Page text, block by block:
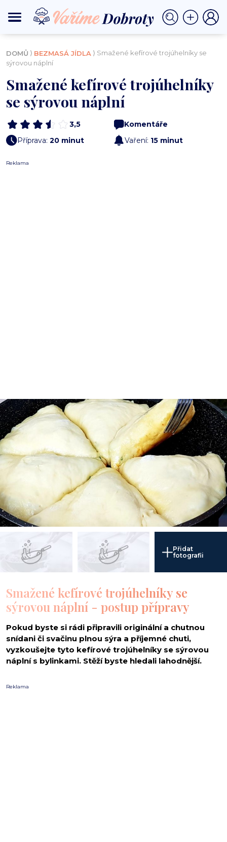
DOMŮ ⟩ BEZMASÁ JÍDLA ⟩ Smažené kefírové trojúhelníky se
sýrovou náplní
Smažené kefírové trojúhelníky
se sýrovou náplní
3,5
Komentáře
Příprava: 20 minut Vaření: 15 minut
Reklama
Přidat
fotografii
Smažené kefírové trojúhelníky se
sýrovou náplní - postup přípravy
Pokud byste si rádi připravili originální a chutnou
snídani či svačinu plnou sýra a příjemné chuti,
vyzkoušejte tyto kefírové trojúhelníky se sýrovou
náplní s bylinkami. Stěží byste hledali lahodnější.
Reklama